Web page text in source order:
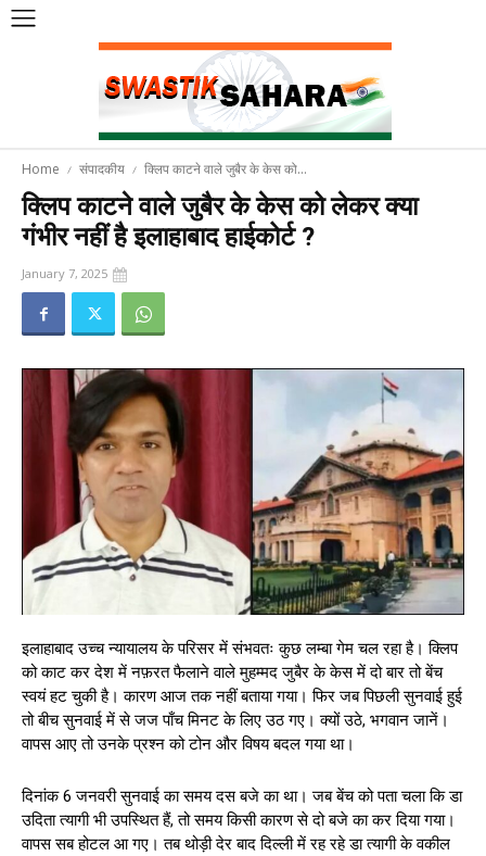
Home संपादकीय क्लिप काटने वाले जुबैर के केस को...
क्लिप काटने वाले जुबैर के केस को लेकर क्या
गंभीर नहीं है इलाहाबाद हाईकोर्ट ?
January 7, 2025
इलाहाबाद उच्च न्यायालय के परिसर में संभवतः कुछ लम्बा गेम चल रहा है। क्लिप
को काट कर देश में नफ़रत फैलाने वाले मुहम्मद जुबैर के केस में दो बार तो बेंच
स्वयं हट चुकी है। कारण आज तक नहीं बताया गया। फिर जब पिछली सुनवाई हुई
तो बीच सुनवाई में से जज पाँच मिनट के लिए उठ गए। क्यों उठे, भगवान जानें।
वापस आए तो उनके प्रश्न को टोन और विषय बदल गया था।
दिनांक 6 जनवरी सुनवाई का समय दस बजे का था। जब बेंच को पता चला कि डा
उदिता त्यागी भी उपस्थित हैं, तो समय किसी कारण से दो बजे का कर दिया गया।
वापस सब होटल आ गए। तब थोड़ी देर बाद दिल्ली में रह रहे डा त्यागी के वकील